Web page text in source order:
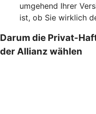
umgehend Ihrer
ist, ob Sie wirklich
Darum die Privat-
der Allianz wählen